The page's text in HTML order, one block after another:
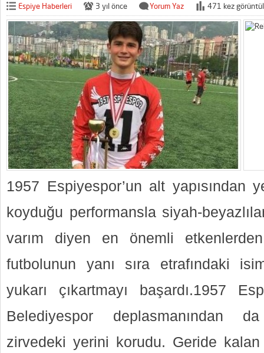
Espiye Haberleri 3 yıl önce Yorum Yaz 471 kez
1957 Espiyespor’un alt yapısından
koyduğu performansla siyah-
varım diyen en önemli
futbolunun yanı sıra etrafındaki
yukarı çıkartmayı başardı.1957
Belediyespor deplasmanından
zirvedeki yerini korudu. Geride